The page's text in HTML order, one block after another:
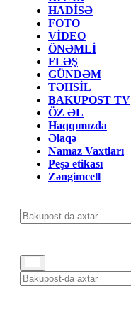
HADİSƏ
FOTO
VİDEO
ÖNƏMLİ
FLƏŞ
GÜNDƏM
TƏHSİL
BAKUPOST TV
ÖZ ƏL
Haqqımızda
Əlaqə
Namaz Vaxtları
Peşə etikası
Zəngimcell